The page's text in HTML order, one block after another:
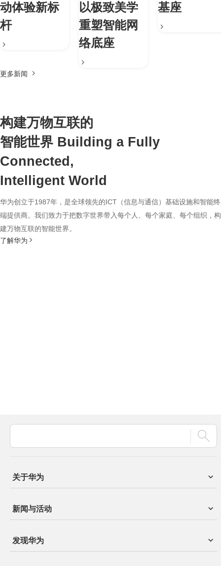
动体验新标
杆
以极致美学
重塑智能网
络底座
基座
更多新闻
构建万物互联的
智能世界 Building a Fully
Connected,
Intelligent World
华为创立于1987年，是全球领先的ICT（信息与通信）基础设施和智能终
端提供商。我们致力于把数字世界带入每个人、每个家庭、每个组织，构
建万物互联的智能世界。
了解华为
关于华为
新闻与活动
发现华为